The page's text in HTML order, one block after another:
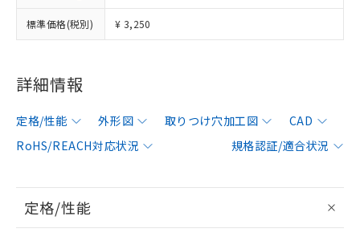
標準価格(税別) ¥ 3,250
詳細情報
定格/性能 外形図 取りつけ穴加工図
CAD
RoHS/REACH対応状況
規格認証/適合状況
定格/性能